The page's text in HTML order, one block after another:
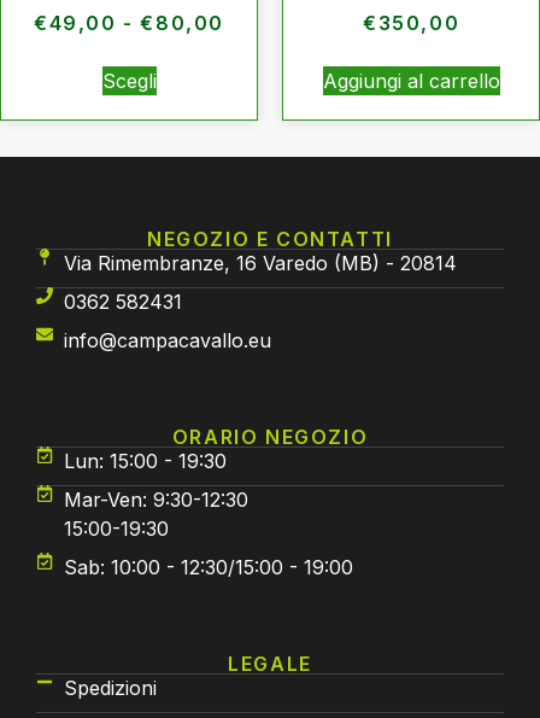
€49,00 - € 80,00
Scegli
€ 350,00
Aggiungi al carrello
NEGOZIO E CONTATTI
Via Rimembranze, 16 Varedo (MB) - 20814
0362 582431
info@campacavallo.eu
ORARIO NEGOZIO
Lun: 15:00 - 19:30
Mar-Ven: 9:30-12:30
15:00-19:30
Sab: 10:00 - 12:30/15:00 - 19:00
LEGALE
Spedizioni